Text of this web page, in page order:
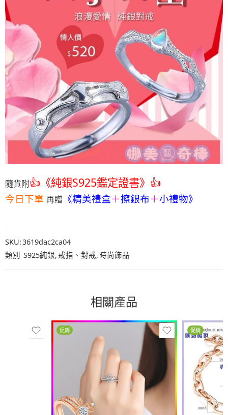
隨貨附👍 《純銀S925鑑定證書》👍
今日下單 再贈 《精美禮盒＋擦銀布＋小禮物》
SKU:3619dac2ca04
類別 S925純銀, 戒指、對戒, 時尚飾品
相關產品
促銷 促銷